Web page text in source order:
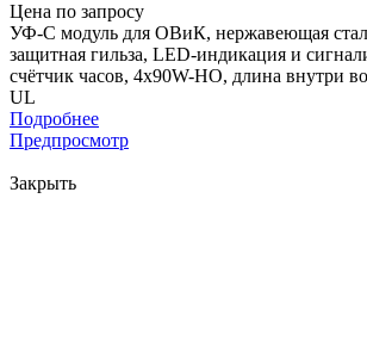
Цена по запросу
УФ-С модуль для ОВиК, нержавеющая
защитная гильза, LED-индикация и
счётчик часов, 4x90W-HO, длина внутри
UL
Подробнее
Предпросмотр
Закрыть